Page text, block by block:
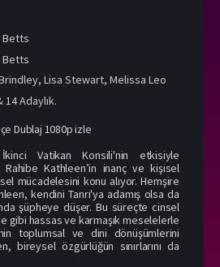
Betts
Betts
, Lisa Stewart, Melissa Leo
14 Adaylık.
Dublaj 1080p izle
İkinci Vatikan Konsili'nin etkisiyle
Kathleen’in inanç ve kişisel
mücadelesini konu alıyor. Hemşire
kendini Tanrı'ya adamış olsa da
şüpheye düşer. Bu süreçte cinsel
gibi hassas ve karmaşık meselelerle
toplumsal ve dini dönüşümlerini
bireysel özgürlüğün sınırlarını da